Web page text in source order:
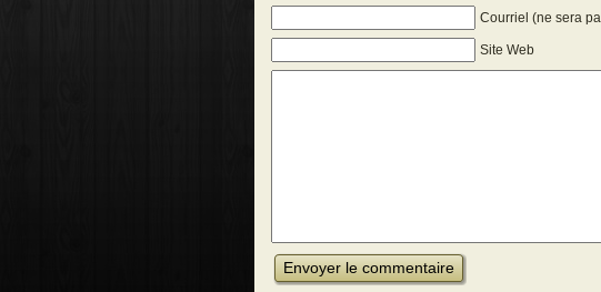
Courriel (ne sera
Site Web